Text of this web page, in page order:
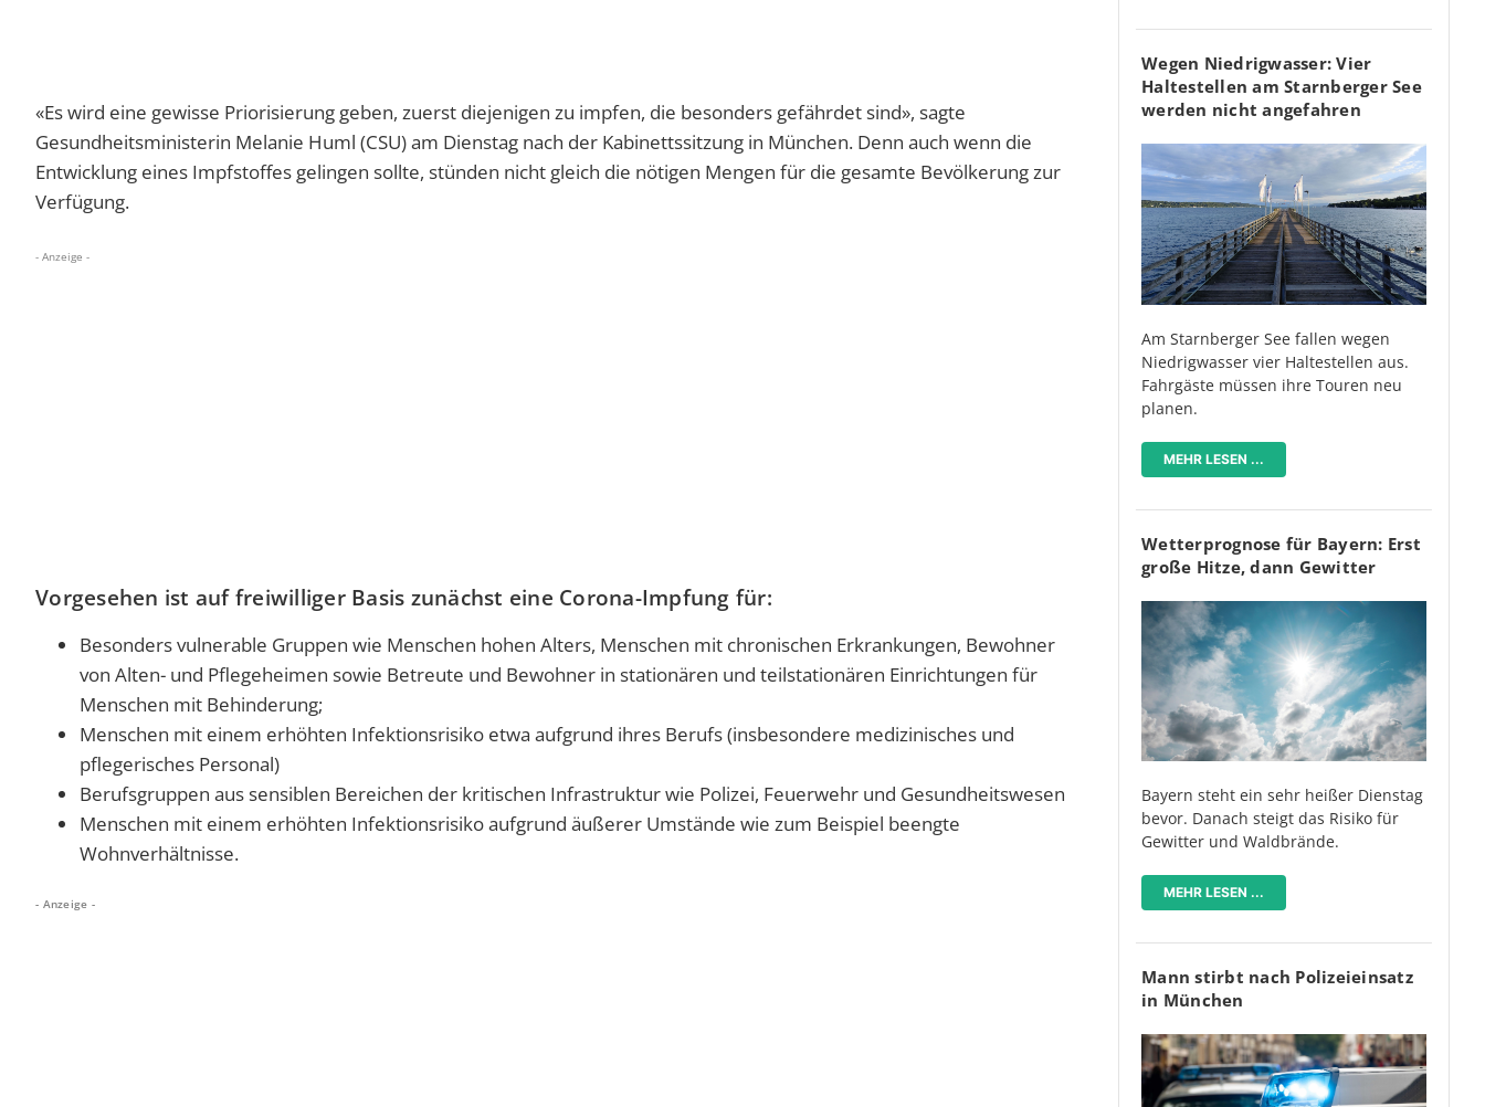
«Es wird eine gewisse Priorisierung geben, zuerst diejenigen zu impfen, die besonders gefährdet sind», sagte
Gesundheitsministerin Melanie Huml (CSU) am Dienstag nach der Kabinettssitzung in München. Denn auch wenn die
Entwicklung eines Impfstoffes gelingen sollte, stünden nicht gleich die nötigen Mengen für die gesamte Bevölkerung zur
Verfügung.
- Anzeige -
Vorgesehen ist auf freiwilliger Basis zunächst eine Corona-Impfung für:
Besonders vulnerable Gruppen wie Menschen hohen Alters, Menschen mit chronischen Erkrankungen, Bewohner
von Alten- und Pflegeheimen sowie Betreute und Bewohner in stationären und teilstationären Einrichtungen für
Menschen mit Behinderung;
Menschen mit einem erhöhten Infektionsrisiko etwa aufgrund ihres Berufs (insbesondere medizinisches und
pflegerisches Personal)
Berufsgruppen aus sensiblen Bereichen der kritischen Infrastruktur wie Polizei, Feuerwehr und Gesundheitswesen
Menschen mit einem erhöhten Infektionsrisiko aufgrund äußerer Umstände wie zum Beispiel beengte
Wohnverhältnisse.
- Anzeige -
Wegen Niedrigwasser: Vier
Haltestellen am Starnberger See
werden nicht angefahren
Am Starnberger See fallen wegen
Niedrigwasser vier Haltestellen aus.
Fahrgäste müssen ihre Touren neu
planen.
MEHR LESEN ...
Wetterprognose für Bayern: Erst
große Hitze, dann Gewitter
Bayern steht ein sehr heißer Dienstag
bevor. Danach steigt das Risiko für
Gewitter und Waldbrände.
MEHR LESEN ...
Mann stirbt nach Polizeieinsatz
in München